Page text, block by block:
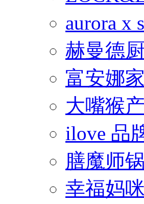
aurora x
赫曼德
富安娜
大嘴猴
ilove 品
膳魔师
幸福妈